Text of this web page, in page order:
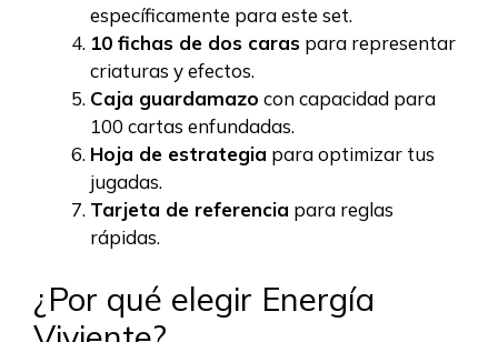
específicamente para este set.
10 fichas de dos caras para representar
criaturas y efectos.
Caja guardamazo con capacidad para
100 cartas enfundadas.
Hoja de estrategia para optimizar tus
jugadas.
Tarjeta de referencia para reglas
rápidas.
¿Por qué elegir Energía